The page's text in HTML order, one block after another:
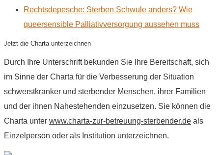
Rechtsdepesche: Sterben Schwule anders? Wie
queersensible Palliativversorgung aussehen muss
Jetzt die Charta unterzeichnen
Durch Ihre Unterschrift bekunden Sie Ihre Bereitschaft, sich
im Sinne der Charta für die Verbesserung der Situation
schwerstkranker und sterbender Menschen, ihrer Familien
und der ihnen Nahestehenden einzusetzen. Sie können die
Charta unter www.charta-zur-betreuung-sterbender.de als
Einzelperson oder als Institution unterzeichnen.